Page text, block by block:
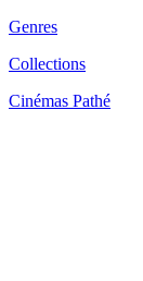
Genres
Collections
Cinémas Pathé